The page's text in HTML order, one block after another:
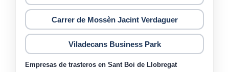
Carrer de Mossèn Jacint Verdaguer
Viladecans Business Park
Empresas de trasteros en Sant Boi de Llobregat